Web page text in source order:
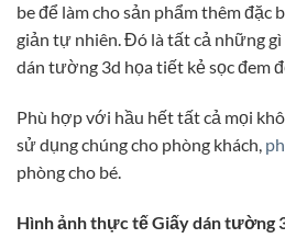
be để làm cho sản phẩm thêm đặc
giản tự nhiên. Đó là tất cả những gì
dán tường 3d họa tiết kẻ sọc đem
Phù hợp với hầu hết tất cả mọi
sử dụng chúng cho phòng khách,
phòng cho bé.
Hình ảnh thực tế Giấy dán tường